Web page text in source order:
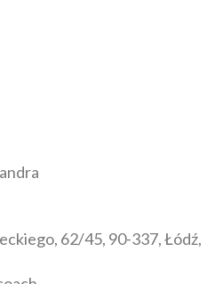
62/45, 90-337, Łódź,